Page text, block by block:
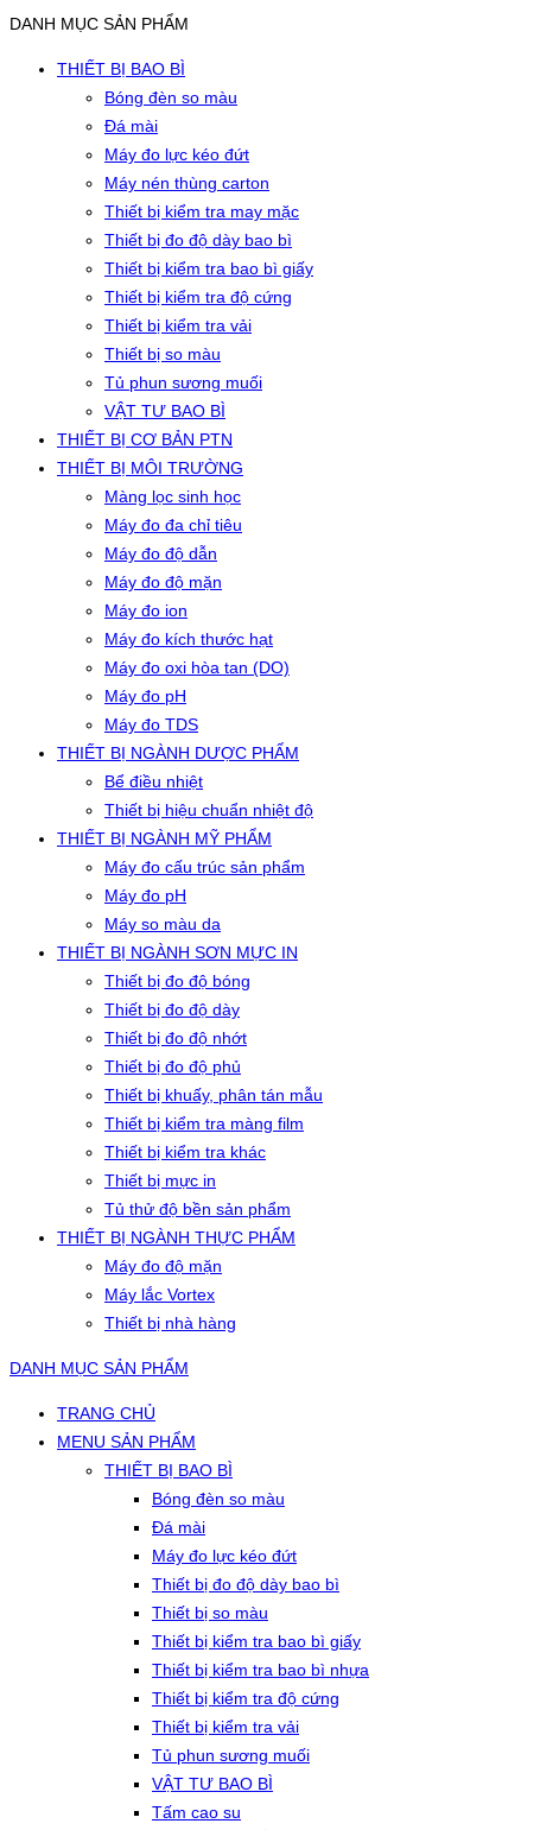
DANH MỤC SẢN PHẨM
THIẾT BỊ BAO BÌ
Bóng đèn so màu
Đá mài
Máy đo lực kéo đứt
Máy nén thùng carton
Thiết bị kiểm tra may mặc
Thiết bị đo độ dày bao bì
Thiết bị kiểm tra bao bì giấy
Thiết bị kiểm tra độ cứng
Thiết bị kiểm tra vải
Thiết bị so màu
Tủ phun sương muối
VẬT TƯ BAO BÌ
THIẾT BỊ CƠ BẢN PTN
THIẾT BỊ MÔI TRƯỜNG
Màng lọc sinh học
Máy đo đa chỉ tiêu
Máy đo độ dẫn
Máy đo độ mặn
Máy đo ion
Máy đo kích thước hạt
Máy đo oxi hòa tan (DO)
Máy đo pH
Máy đo TDS
THIẾT BỊ NGÀNH DƯỢC PHẨM
Bể điều nhiệt
Thiết bị hiệu chuẩn nhiệt độ
THIẾT BỊ NGÀNH MỸ PHẨM
Máy đo cấu trúc sản phẩm
Máy đo pH
Máy so màu da
THIẾT BỊ NGÀNH SƠN MỰC IN
Thiết bị đo độ bóng
Thiết bị đo độ dày
Thiết bị đo độ nhớt
Thiết bị đo độ phủ
Thiết bị khuấy, phân tán mẫu
Thiết bị kiểm tra màng film
Thiết bị kiểm tra khác
Thiết bị mực in
Tủ thử độ bền sản phẩm
THIẾT BỊ NGÀNH THỰC PHẨM
Máy đo độ mặn
Máy lắc Vortex
Thiết bị nhà hàng
DANH MỤC SẢN PHẨM
TRANG CHỦ
MENU SẢN PHẨM
THIẾT BỊ BAO BÌ
Bóng đèn so màu
Đá mài
Máy đo lực kéo đứt
Thiết bị đo độ dày bao bì
Thiết bị so màu
Thiết bị kiểm tra bao bì giấy
Thiết bị kiểm tra bao bì nhựa
Thiết bị kiểm tra độ cứng
Thiết bị kiểm tra vải
Tủ phun sương muối
VẬT TƯ BAO BÌ
Tấm cao su